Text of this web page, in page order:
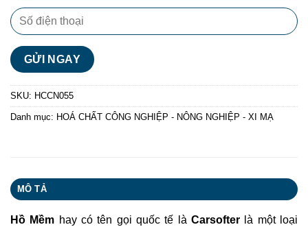
SKU: HCCN055
Danh mục: HOÁ CHẤT CÔNG NGHIỆP - NÔNG NGHIỆP - XI MẠ
MÔ TẢ
Hồ Mềm hay có tên gọi quốc tế làCarsofter là một loại